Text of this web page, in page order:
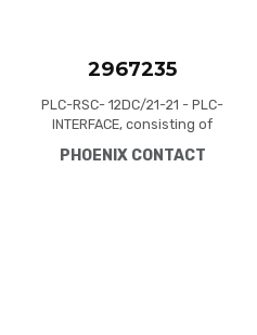
2967235
PLC-RSC- 12DC/21-21 - PLC-
INTERFACE, consisting of
BSC.../21 with screw
PHOENIX CONTACT